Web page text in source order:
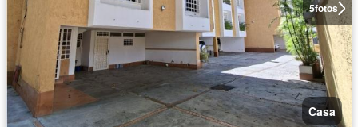
5fotos
Casa